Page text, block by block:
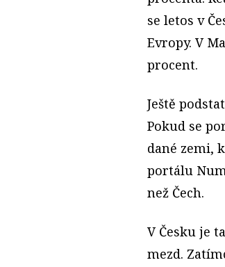
se letos v
Evropy. V
procent.
Ještě
Pokud se
dané zemi,
portálu
než Čech.
V Česku je
mezd.